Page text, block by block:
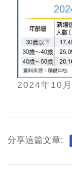
2024年10
分享這篇文章: